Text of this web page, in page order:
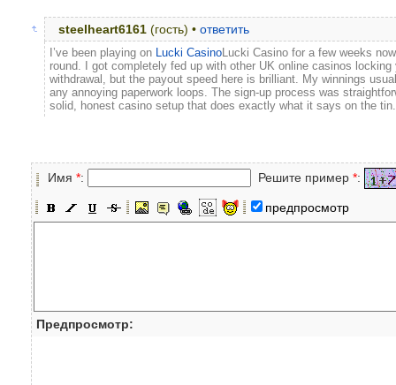
steelheart6161 (гость) • ответить
I’ve been playing on Lucki CasinoLucki Casino for a few weeks
round. I got completely fed up with other UK online casinos
withdrawal, but the payout speed here is brilliant. My winnings
any annoying paperwork loops. The sign-up process was
solid, honest casino setup that does exactly what it says on the tin.
Имя *: Решите пример *:
предпросмотр
Предпросмотр: